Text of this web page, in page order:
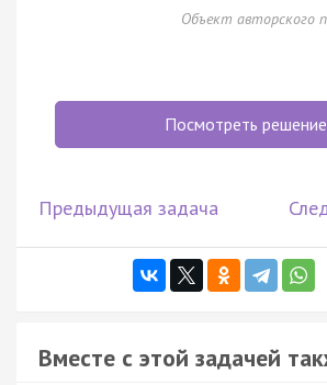
Объект авторского
Посмотреть решение
Предыдущая задача
Вместе с этой задачей